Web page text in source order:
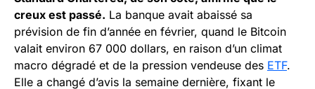
creux est passé. La banque avait abaissé sa
prévision de fin d’année en février, quand le Bitcoin
valait environ 67 000 dollars, en raison d’un climat
macro dégradé et de la pression vendeuse des ETF.
Elle a changé d’avis la semaine dernière, fixant le